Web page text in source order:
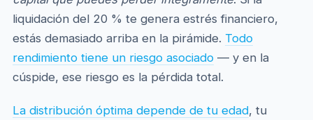
liquidación del 20 % te genera estrés financiero,
estás demasiado arriba en la pirámide. Todo
rendimiento tiene un riesgo asociado— y en la
cúspide, ese riesgo es la pérdida total.
La distribución óptima depende de tu edad, tu